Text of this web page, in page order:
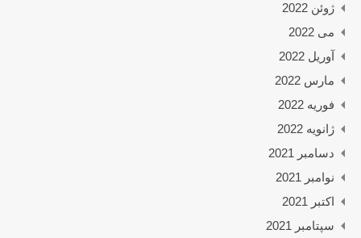
ژوئن 2022
می 2022
آوریل 2022
مارس 2022
فوریه 2022
ژانویه 2022
دسامبر 2021
نوامبر 2021
اکتبر 2021
سپتامبر 2021